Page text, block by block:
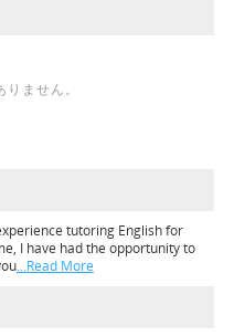
ません。
tutoring English for
I have had the opportunity to
…Read More